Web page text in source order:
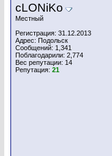
cLONiKo
Местный
Регистрация: 31.12.2013
Адрес: Подольск
Сообщений: 1,341
Поблагодарили: 2,774
Вес репутации: 14
Репутация: 21